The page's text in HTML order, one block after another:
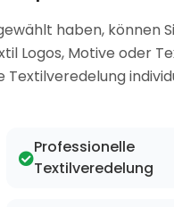
haben, können
Logos, Motive oder
Textilveredelung
Professionelle
Textilveredelung